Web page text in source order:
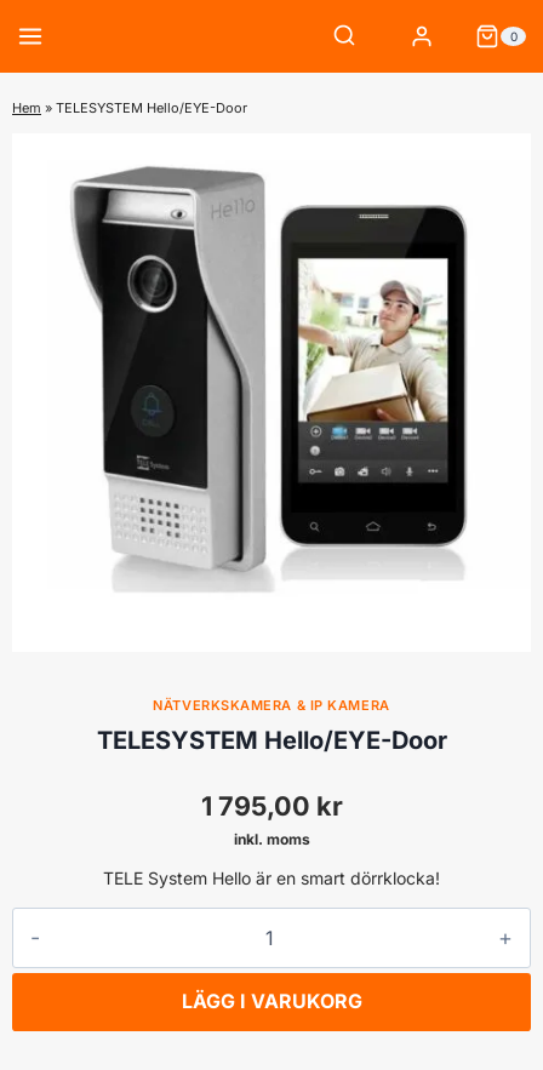
content
0
Hem » TELESYSTEM Hello/EYE-Door
NÄTVERKSKAMERA & IP KAMERA
TELESYSTEM Hello/EYE-Door
1 795,00 kr
inkl. moms
TELE System Hello är en smart dörrklocka!
mängd
LÄGG I VARUKORG